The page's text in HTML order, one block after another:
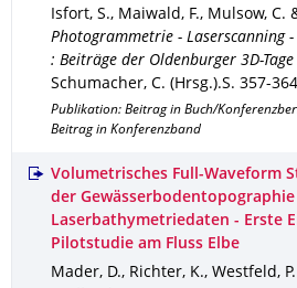
Isfort, S., Maiwald, F., Mulsow, C.
Photogrammetrie - Laserscanning -
: Beiträge der Oldenburger 3D-
Schumacher, C. (Hrsg.).S. 357-364
Publikation: Beitrag in Buch/
Beitrag in Konferenzband
Volumetrisches Full-Waveform
der Gewässerbodentopographie
Laserbathymetriedaten - Erste
Pilotstudie am Fluss Elbe
Mader, D., Richter, K., Westfeld,